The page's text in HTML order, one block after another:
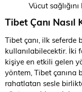
Vücut
Tibet Çanı Nasıl
Tibet çanı, ilk seferde
kullanılabilecektir. İki
kişiye en etkili gelen
yöntem, Tibet çanına
rahatlatan sesle